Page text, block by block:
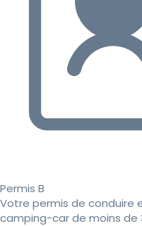
Permis B
Votre permis de conduire
camping-car de moins de